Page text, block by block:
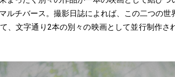
ルチバース。撮影日誌によれば、この二つの世
、文字通り2本の別々の映画として並行制作さ